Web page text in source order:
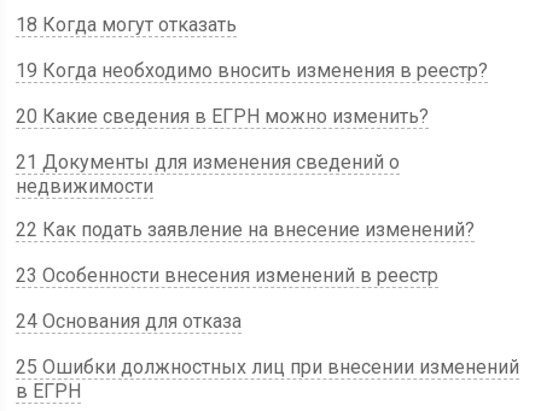
18 Когда могут отказать
19 Когда необходимо вносить изменения в реестр?
20 Какие сведения в ЕГРН можно изменить?
21 Документы для изменения сведений о
недвижимости
22 Как подать заявление на внесение изменений?
23 Особенности внесения изменений в реестр
24 Основания для отказа
25 Ошибки должностных лиц при внесении изменений
в ЕГРН